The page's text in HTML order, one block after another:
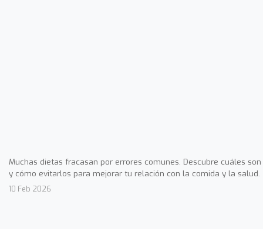
Muchas dietas fracasan por errores comunes. Descubre cuáles son
y cómo evitarlos para mejorar tu relación con la comida y la salud.
10 Feb 2026